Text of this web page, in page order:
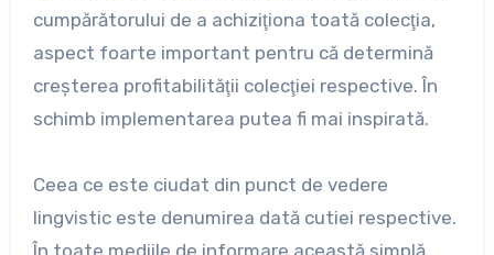
cumpărătorului de a achiziţiona toată colecţia,
aspect foarte important pentru că determină
creşterea profitabilităţii colecţiei respective. În
schimb implementarea putea fi mai inspirată.
Ceea ce este ciudat din punct de vedere
lingvistic este denumirea dată cutiei respective.